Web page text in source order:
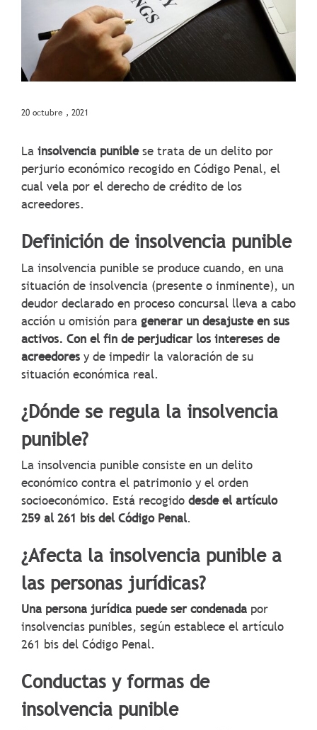
20 octubre , 2021
La insolvencia puniblese trata de un delito por
perjurio económico recogido en Código Penal, el
cual vela por el derecho de crédito de los
acreedores.
Definición de insolvencia punible
La insolvencia punible se produce cuando, en una
situación de insolvencia (presente o inminente), un
deudor declarado en proceso concursal lleva a cabo
acción u omisión para generar un desajuste en sus
activos. Con el fin de perjudicar los intereses de
acreedores y de impedir la valoración de su
situación económica real.
¿Dónde se regula la insolvencia
punible?
La insolvencia punible consiste en un delito
económico contra el patrimonio y el orden
socioeconómico. Está recogido desde el artículo
259 al 261 bis del Código Penal.
¿Afecta la insolvencia punible a
las personas jurídicas?
Una persona jurídica puede ser condenada por
insolvencias punibles, según establece el artículo
261 bis del Código Penal.
Conductas y formas de
insolvencia punible